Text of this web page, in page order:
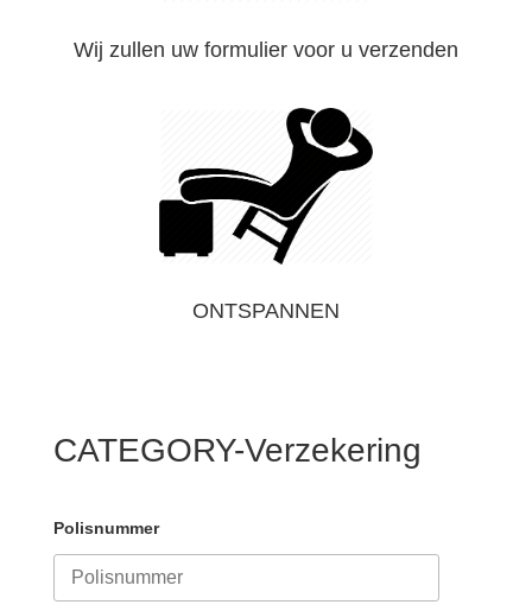
Wij zullen uw formulier voor u verzenden
ONTSPANNEN
CATEGORY-Verzekering
Polisnummer